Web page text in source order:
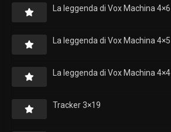
La leggenda di Vox Machina 4×6
La leggenda di Vox Machina 4×5
La leggenda di Vox Machina 4×4
Tracker 3×19